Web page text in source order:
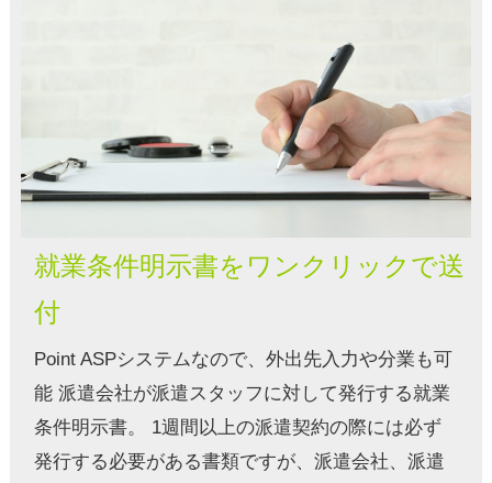
就業条件明示書をワンクリックで送
付
Point ASPシステムなので、外出先入力や分業も可
能 派遣会社が派遣スタッフに対して発行する就業
条件明示書。 1週間以上の派遣契約の際には必ず
発行する必要がある書類ですが、派遣会社、派遣